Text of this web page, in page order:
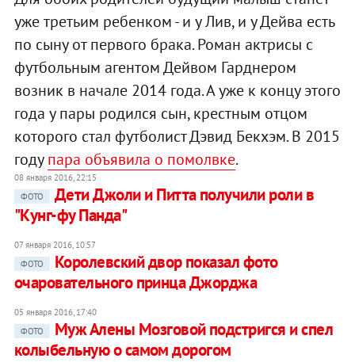
уже третьим ребенком - и у Лив, и у Дейва есть
по сыну от первого брака. Роман актрисы с
футбольным агентом Дейвом Гарднером
возник в начале 2014 года. А уже к концу этого
года у пары родился сын, крестным отцом
которого стал футболист Дэвид Бекхэм. В 2015
годупара объявила о помолвке.
08 января 2016, 22:15
ФОТО
Дети Джоли и Питта получили роли в
"Кунг-фу Панда"
07 января 2016, 10:57
ФОТО
Королевский двор показал фото
очаровательного принца Джорджа
05 января 2016, 17:40
ФОТО
Муж Алены Мозговой подстригся и спел
колыбельную о самом дорогом